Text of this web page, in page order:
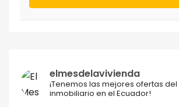
elmesdelavivienda
¡Tenemos las mejores ofertas
inmobiliario en el Ecuador!